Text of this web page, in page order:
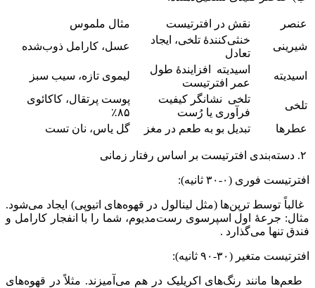
عنصر نقش در افترتیست
مثال ملموس
شیرینی
خنثی‌کنندهٔ تلخی، ایجاد
تعادل
عسل، کارامل ذوب‌شده
اسیدیته
اسیدیته افزایندهٔ طول
عمر افترتیست
لیموی تازه، سیب سبز
تلخی
تلخی نشانگر کیفیت
فرآوری یا رُست
پوست پرتقال، کاکائوی
۸۵٪
عطرها
تبدیل بو به طعم در مغز گل یاس، نان تست
افترتیست فوری (۰-۳۰ ثانیه):
غالباً توسط ترپن‌ها (مثل لینالول در قهوه‌های اتیوپی) ایجاد می‌شود.
مثال: جرعهٔ اول اسپرسوی رست‌مدیوم، شما را با انفجار کارامل و
فندق تنها می‌گذارد .
افترتیست متغیر (۳۰-۹۰ ثانیه):
طعم‌ها مانند رنگ‌های اکریلیک در هم می‌آمیزند. مثلاً در قهوه‌های